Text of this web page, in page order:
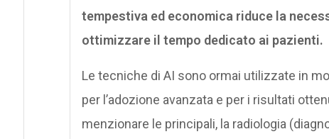
tempestiva ed economica riduce la
ottimizzare il tempo dedicato ai pazienti.
Le tecniche di AI sono ormai utilizzate in
per l’adozione avanzata e per i risultati
menzionare le principali, la radiologia